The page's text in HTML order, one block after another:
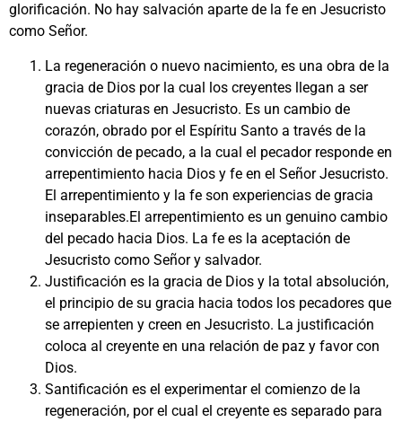
glorificación. No hay salvación aparte de la fe en Jesucristo
como Señor.
La regeneración o nuevo nacimiento, es una obra de la
gracia de Dios por la cual los creyentes llegan a ser
nuevas criaturas en Jesucristo. Es un cambio de
corazón, obrado por el Espíritu Santo a través de la
convicción de pecado, a la cual el pecador responde en
arrepentimiento hacia Dios y fe en el Señor Jesucristo.
El arrepentimiento y la fe son experiencias de gracia
inseparables.El arrepentimiento es un genuino cambio
del pecado hacia Dios. La fe es la aceptación de
Jesucristo como Señor y salvador.
Justificación es la gracia de Dios y la total absolución,
el principio de su gracia hacia todos los pecadores que
se arrepienten y creen en Jesucristo. La justificación
coloca al creyente en una relación de paz y favor con
Dios.
Santificación es el experimentar el comienzo de la
regeneración, por el cual el creyente es separado para